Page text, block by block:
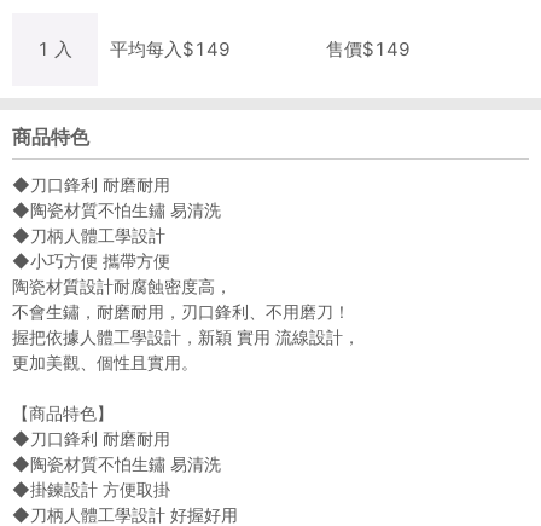
1 入 平均每入$149 售價$149
商品特色
◆刀口鋒利 耐磨耐用
◆陶瓷材質不怕生鏽 易清洗
◆刀柄人體工學設計
◆小巧方便 攜帶方便
陶瓷材質設計耐腐蝕密度高，
不會生鏽，耐磨耐用，刃口鋒利、不用磨刀！
握把依據人體工學設計，新穎 實用 流線設計，
更加美觀、個性且實用。
【商品特色】
◆刀口鋒利 耐磨耐用
◆陶瓷材質不怕生鏽 易清洗
◆掛鍊設計 方便取掛
◆刀柄人體工學設計 好握好用